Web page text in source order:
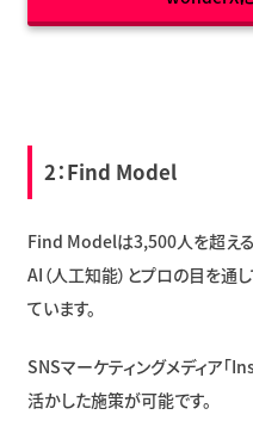
2：Find Model
Find Modelは3,500人を超える
AI（人工知能）とプロの目を通
ています。
SNSマーケティングメディア「
活かした施策が可能です。